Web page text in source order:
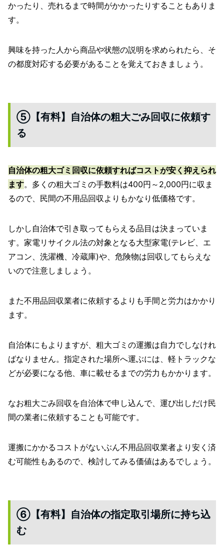
かったり、売れるまで時間がかかったりすることもありま
す。
興味を持った人から商品や状態の説明を求められたら、そ
の都度対応する必要があることを覚えておきましょう。
⑤【有料】自治体の粗大ごみ回収に依頼す
る
自治体の粗大ゴミ回収に依頼すればコストが安く抑えられ
ます。多くの粗大ゴミの手数料は400円～2,000円に収ま
るので、民間の不用品回収よりもかなり低価格です。
しかし自治体で引き取ってもらえる品目は決まっていま
す。家電リサイクル法の対象となる大型家電(テレビ、エ
アコン、洗濯機、冷蔵庫)や、危険物は回収してもらえな
いので注意しましょう。
また不用品回収業者に依頼するよりも手間と労力はかかり
ます。
自治体にもよりますが、粗大ゴミの運搬は自力でしなけれ
ばなりません。指定された場所へ運ぶには、軽トラックな
どが必要になる他、車に載せるまでの労力もかかります。
なお粗大ごみ回収を自治体で申し込んで、運び出しだけ民
間の業者に依頼することも可能です。
運搬にかかるコストがないぶん不用品回収業者より安く済
む可能性もあるので、検討してみる価値はあるでしょう。
⑥【有料】自治体の指定取引場所に持ち込
む